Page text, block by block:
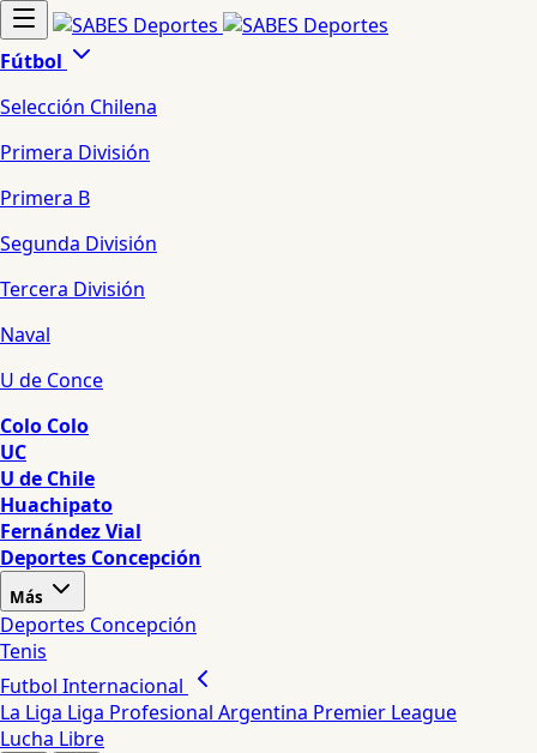
Fútbol
Selección Chilena
Primera División
Primera B
Segunda División
Tercera División
Naval
U de Conce
Colo Colo
UC
U de Chile
Huachipato
Fernández Vial
Deportes Concepción
Más
Deportes Concepción
Tenis
Futbol Internacional
La Liga Liga Profesional Argentina Premier League
Lucha Libre